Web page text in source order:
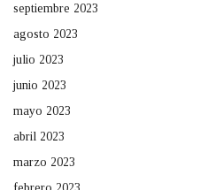
septiembre 2023
agosto 2023
julio 2023
junio 2023
mayo 2023
abril 2023
marzo 2023